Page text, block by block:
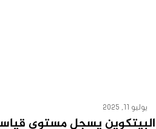
يوليو 11, 2025
البيتكوين يسجل مستوى